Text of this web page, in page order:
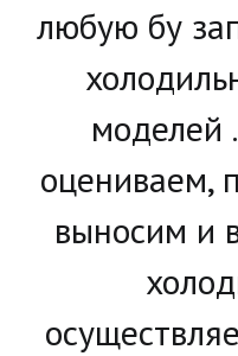
любую бу
моделей
оцениваем,
выносим и